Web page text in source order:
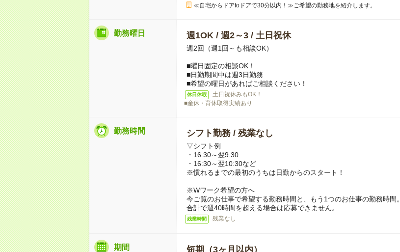
≪自宅からドアtoドアで30分以内！≫ご希望の勤務地を紹介します。
勤務曜日 週1OK / 週2～3 / 土日祝休
週2回（週1回～も相談OK）
■曜日固定の相談OK！
■日勤期間中は週3日勤務
■希望の曜日があればご相談ください！
休日休暇
土日祝休みもOK！
■産休・育休取得実績あり
勤務時間 シフト勤務 / 残業なし
▽シフト例
・16:30～翌9:30
・16:30～翌10:30など
※慣れるまでの最初のうちは日勤からのスタート！
※Wワーク希望の方へ
今ご覧のお仕事で希望する勤務時間と、もう1つのお仕事の勤務時間。
合計で週40時間を超える場合は応募できません。
残業時間 残業なし
期間 短期（3ヶ月以内）